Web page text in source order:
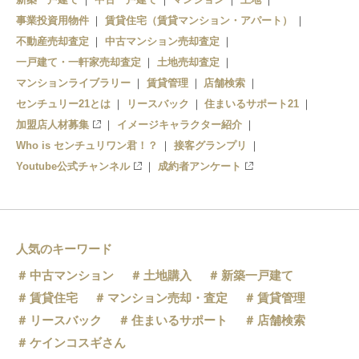
事業投資用物件
賃貸住宅（賃貸マンション・アパート）
不動産売却査定
中古マンション売却査定
一戸建て・一軒家売却査定
土地売却査定
マンションライブラリー
賃貸管理
店舗検索
センチュリー21とは
リースバック
住まいるサポート21
加盟店人材募集
イメージキャラクター紹介
Who is センチュリワン君！？
接客グランプリ
Youtube公式チャンネル
成約者アンケート
人気のキーワード
中古マンション
土地購入
新築一戸建て
賃貸住宅
マンション売却・査定
賃貸管理
リースバック
住まいるサポート
店舗検索
ケインコスギさん